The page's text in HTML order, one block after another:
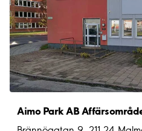
Aimo Park AB